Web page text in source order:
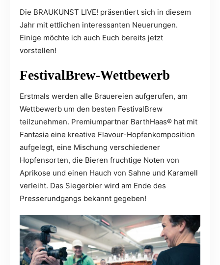
Die BRAUKUNST LIVE! präsentiert sich in diesem
Jahr mit ettlichen interessanten Neuerungen.
Einige möchte ich auch Euch bereits jetzt
vorstellen!
FestivalBrew-Wettbewerb
Erstmals werden alle Brauereien aufgerufen, am
Wettbewerb um den besten FestivalBrew
teilzunehmen. Premiumpartner BarthHaas® hat mit
Fantasia eine kreative Flavour-Hopfenkomposition
aufgelegt, eine Mischung verschiedener
Hopfensorten, die Bieren fruchtige Noten von
Aprikose und einen Hauch von Sahne und Karamell
verleiht. Das Siegerbier wird am Ende des
Presserundgangs bekannt gegeben!